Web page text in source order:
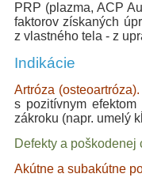
PRP (plazma, ACP
faktorov získaných
z vlastného tela - z
Indikácie
Artróza (osteoartróza).
s pozitívnym
zákroku (napr. umelý
Defekty a poškodenej
Akútne a subakútne